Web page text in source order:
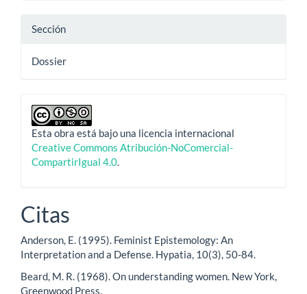
Sección
Dossier
Esta obra está bajo una licencia internacional
Creative Commons Atribución-NoComercial-
CompartirIgual 4.0.
Citas
Anderson, E. (1995). Feminist Epistemology: An
Interpretation and a Defense. Hypatia, 10(3), 50-84.
Beard, M. R. (1968). On understanding women. New York,
Greenwood Press.